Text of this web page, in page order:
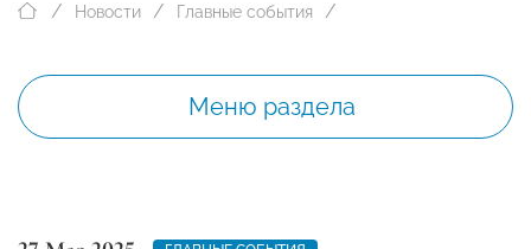
Новости Главные события
Меню раздела